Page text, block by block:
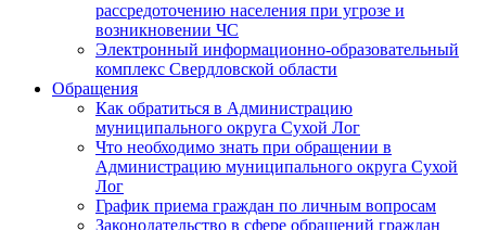
рассредоточению населения при угрозе и
возникновении ЧС
Электронный информационно-образовательный
комплекс Свердловской области
Обращения
Как обратиться в Администрацию
муниципального округа Сухой Лог
Что необходимо знать при обращении в
Администрацию муниципального округа Сухой
Лог
График приема граждан по личным вопросам
Законодательство в сфере обращений граждан